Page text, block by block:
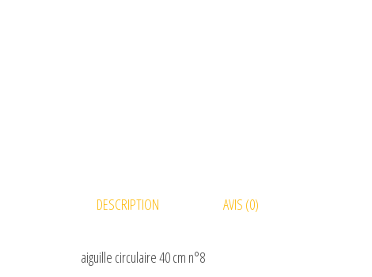
DESCRIPTION AVIS (0)
aiguille circulaire 40 cm n°8